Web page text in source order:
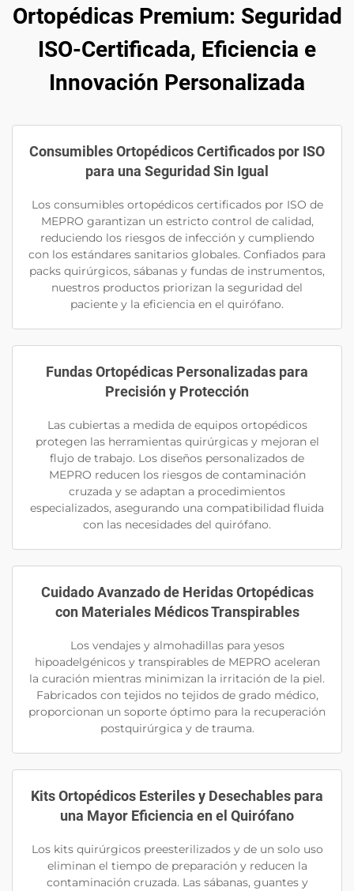
Ortopédicas Premium: Seguridad
ISO-Certificada, Eficiencia e
Innovación Personalizada
Consumibles Ortopédicos Certificados por ISO
para una Seguridad Sin Igual
Los consumibles ortopédicos certificados por ISO de
MEPRO garantizan un estricto control de calidad,
reduciendo los riesgos de infección y cumpliendo
con los estándares sanitarios globales. Confiados para
packs quirúrgicos, sábanas y fundas de instrumentos,
nuestros productos priorizan la seguridad del
paciente y la eficiencia en el quirófano.
Fundas Ortopédicas Personalizadas para
Precisión y Protección
Las cubiertas a medida de equipos ortopédicos
protegen las herramientas quirúrgicas y mejoran el
flujo de trabajo. Los diseños personalizados de
MEPRO reducen los riesgos de contaminación
cruzada y se adaptan a procedimientos
especializados, asegurando una compatibilidad fluida
con las necesidades del quirófano.
Cuidado Avanzado de Heridas Ortopédicas
con Materiales Médicos Transpirables
Los vendajes y almohadillas para yesos
hipoadelgénicos y transpirables de MEPRO aceleran
la curación mientras minimizan la irritación de la piel.
Fabricados con tejidos no tejidos de grado médico,
proporcionan un soporte óptimo para la recuperación
postquirúrgica y de trauma.
Kits Ortopédicos Esteriles y Desechables para
una Mayor Eficiencia en el Quirófano
Los kits quirúrgicos preesterilizados y de un solo uso
eliminan el tiempo de preparación y reducen la
contaminación cruzada. Las sábanas, guantes y